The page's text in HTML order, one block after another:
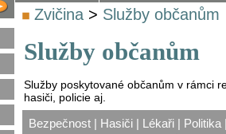
Zvičina > Služby občanům
Služby občanům
Služby poskytované občanům v rámci
hasiči, policie aj.
Bezpečnost | Hasiči | Lékaři | Politika